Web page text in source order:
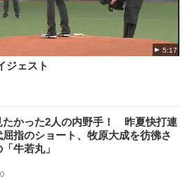
5:17
ジェスト
たかった2人の内野手！ 昨夏快打連
指のショート、牧原大成を彷彿さ
牛若丸」